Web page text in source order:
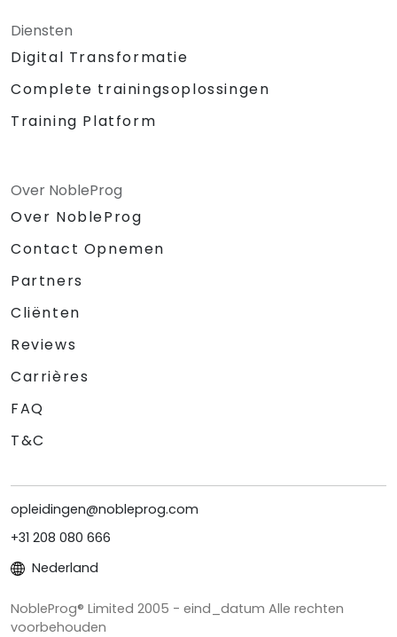
Diensten
Digital Transformatie
Complete trainingsoplossingen
Training Platform
Over NobleProg
Over NobleProg
Contact Opnemen
Partners
Cliënten
Reviews
Carrières
FAQ
T&C
opleidingen@nobleprog.com
+31 208 080 666
Nederland
NobleProg® Limited 2005 - eind_datum Alle rechten
voorbehouden